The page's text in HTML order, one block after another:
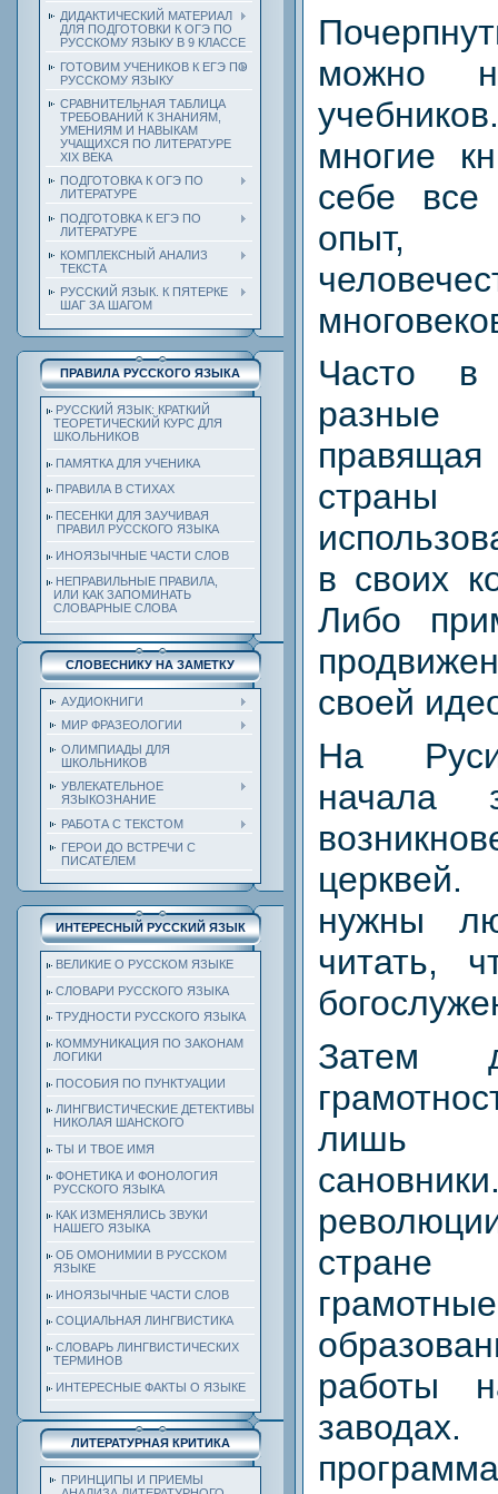
ДИДАКТИЧЕСКИЙ МАТЕРИАЛ
ДЛЯ ПОДГОТОВКИ К ОГЭ ПО
РУССКОМУ ЯЗЫКУ В 9 КЛАССЕ
ГОТОВИМ УЧЕНИКОВ К ЕГЭ ПО
РУССКОМУ ЯЗЫКУ
СРАВНИТЕЛЬНАЯ ТАБЛИЦА
ТРЕБОВАНИЙ К ЗНАНИЯМ,
УМЕНИЯМ И НАВЫКАМ
УЧАЩИХСЯ ПО ЛИТЕРАТУРЕ
ХIХ ВЕКА
ПОДГОТОВКА К ОГЭ ПО
ЛИТЕРАТУРЕ
ПОДГОТОВКА К ЕГЭ ПО
ЛИТЕРАТУРЕ
КОМПЛЕКСНЫЙ АНАЛИЗ
ТЕКСТА
РУССКИЙ ЯЗЫК. К ПЯТЕРКЕ
ШАГ ЗА ШАГОМ
ПРАВИЛА РУССКОГО ЯЗЫКА
РУССКИЙ ЯЗЫК: КРАТКИЙ
ТЕОРЕТИЧЕСКИЙ КУРС ДЛЯ
ШКОЛЬНИКОВ
ПАМЯТКА ДЛЯ УЧЕНИКА
ПРАВИЛА В СТИХАХ
ПЕСЕНКИ ДЛЯ ЗАУЧИВАЯ
ПРАВИЛ РУССКОГО ЯЗЫКА
ИНОЯЗЫЧНЫЕ ЧАСТИ СЛОВ
НЕПРАВИЛЬНЫЕ ПРАВИЛА,
ИЛИ КАК ЗАПОМИНАТЬ
СЛОВАРНЫЕ СЛОВА
СЛОВЕСНИКУ НА ЗАМЕТКУ
АУДИОКНИГИ
МИР ФРАЗЕОЛОГИИ
ОЛИМПИАДЫ ДЛЯ
ШКОЛЬНИКОВ
УВЛЕКАТЕЛЬНОЕ
ЯЗЫКОЗНАНИЕ
РАБОТА С ТЕКСТОМ
ГЕРОИ ДО ВСТРЕЧИ С
ПИСАТЕЛЕМ
ИНТЕРЕСНЫЙ РУССКИЙ ЯЗЫК
ВЕЛИКИЕ О РУССКОМ ЯЗЫКЕ
СЛОВАРИ РУССКОГО ЯЗЫКА
ТРУДНОСТИ РУССКОГО ЯЗЫКА
КОММУНИКАЦИЯ ПО ЗАКОНАМ
ЛОГИКИ
ПОСОБИЯ ПО ПУНКТУАЦИИ
ЛИНГВИСТИЧЕСКИЕ ДЕТЕКТИВЫ
НИКОЛАЯ ШАНСКОГО
ТЫ И ТВОЕ ИМЯ
ФОНЕТИКА И ФОНОЛОГИЯ
РУССКОГО ЯЗЫКА
КАК ИЗМЕНЯЛИСЬ ЗВУКИ
НАШЕГО ЯЗЫКА
ОБ ОМОНИМИИ В РУССКОМ
ЯЗЫКЕ
ИНОЯЗЫЧНЫЕ ЧАСТИ СЛОВ
СОЦИАЛЬНАЯ ЛИНГВИСТИКА
СЛОВАРЬ ЛИНГВИСТИЧЕСКИХ
ТЕРМИНОВ
ИНТЕРЕСНЫЕ ФАКТЫ О ЯЗЫКЕ
ЛИТЕРАТУРНАЯ КРИТИКА
ПРИНЦИПЫ И ПРИЕМЫ
можно
многие
себе
опыт,
Часто в
в своих
Либо
своей
На Руси
начала
нужны
читать,
Затем
лишь
стране
работы